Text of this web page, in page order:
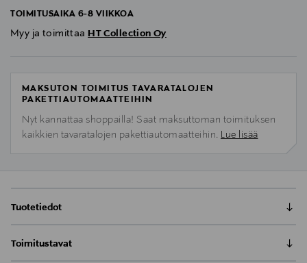
TOIMITUSAIKA 6-8 VIIKKOA
Myy ja toimittaa HT Collection Oy
MAKSUTON TOIMITUS TAVARATALOJEN
PAKETTIAUTOMAATTEIHIN
Nyt kannattaa shoppailla! Saat maksuttoman toimituksen
kaikkien tavaratalojen pakettiautomaatteihin. Lue lisää
Tuotetiedot
Suomessa käsityönä yli puolen vuosisadan
Toimitustavat